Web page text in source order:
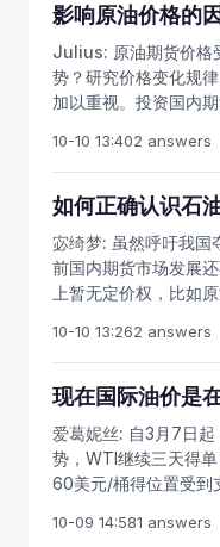
技术分析是价、量、
全面分析各方面的因
益。三、石油期货价
定能发生，这就是我
的中期方向比短期方
取决于供求关系和平
占上风的交易习惯，
影响原油价格的
Julius: 原油期货价格
势？研究价格变化规
加以重视。投资国内
商品的价格。炒期货
他因素。每个人都有
货行情，做出的交易
你错过了，你再跟上
下一波。千万不要害
区。要及时改正错误
统。影响原油期货价
10-10 13:402 answers
如何正确认识石
宓绮梦: 虽然呼吁我国
前国内期货市场发展
上暂无定价权，比如
格发现功能能够调整
更好的商品市场流动
油价格是怎么制定的
织(OPEC)定价阶段，
油定价主要是受到
白我国原油期货上市
一商品未来的趋势或
10-10 13:262 answers
现在国际油价是
爱葛妮丝: 自3月7日
势，WTI继续三天得
60美元/桶得位置受到
美国产量创纪录得高
10-09 14:581 answers